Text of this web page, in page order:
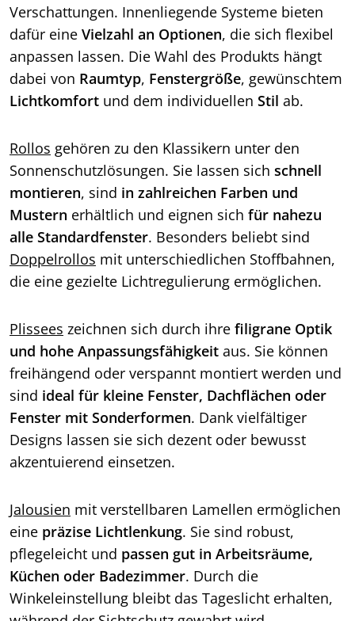
Verschattungen. Innenliegende Systeme bieten
dafür eine Vielzahl an Optionen, die sich flexibel
anpassen lassen. Die Wahl des Produkts hängt
dabei von Raumtyp, Fenstergröße, gewünschtem
Lichtkomfort und dem individuellen Stil ab.
Rollos gehören zu den Klassikern unter den
Sonnenschutzlösungen. Sie lassen sich schnell
montieren, sind in zahlreichen Farben und
Mustern erhältlich und eignen sich für nahezu
alle Standardfenster. Besonders beliebt sind
Doppelrollos mit unterschiedlichen Stoffbahnen,
die eine gezielte Lichtregulierung ermöglichen.
Plissees zeichnen sich durch ihre filigrane Optik
und hohe Anpassungsfähigkeit aus. Sie können
freihängend oder verspannt montiert werden und
sind ideal für kleine Fenster, Dachflächen oder
Fenster mit Sonderformen. Dank vielfältiger
Designs lassen sie sich dezent oder bewusst
akzentuierend einsetzen.
Jalousien mit verstellbaren Lamellen ermöglichen
eine präzise Lichtlenkung. Sie sind robust,
pflegeleicht und passen gut in Arbeitsräume,
Küchen oder Badezimmer. Durch die
Winkeleinstellung bleibt das Tageslicht erhalten,